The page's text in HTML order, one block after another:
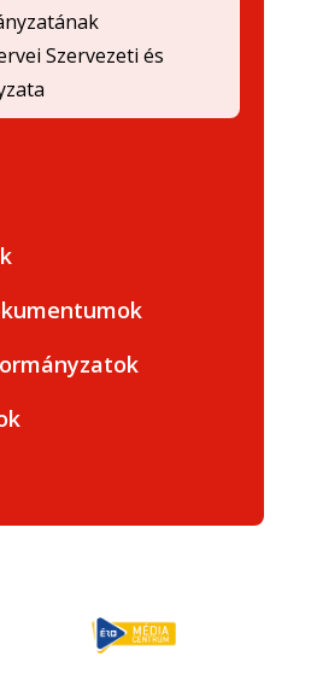
Szervezeti és